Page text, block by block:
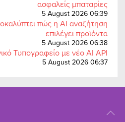
ασφαλείς μπαταρίες
5 August 2026 06:39
πώς η AI αναζήτηση
επιλέγει προϊόντα
5 August 2026 06:38
Τυπογραφείο με νέο AI API
5 August 2026 06:37